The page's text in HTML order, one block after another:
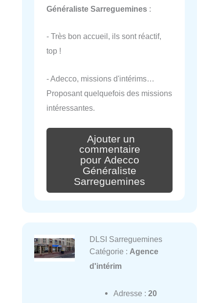
Généraliste Sarreguemines :
- Très bon accueil, ils sont réactif,
top !
- Adecco, missions d'intérims…
Proposant quelquefois des missions
intéressantes.
Ajouter un
commentaire
pour Adecco
Généraliste
Sarreguemines
DLSI Sarreguemines
Catégorie : Agence
d'intérim
Adresse : 20